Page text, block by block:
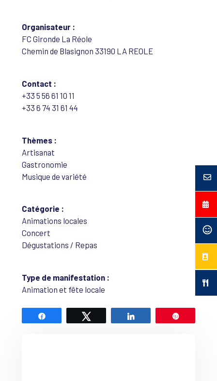
Organisateur :
FC Gironde La Réole
Chemin de Blasignon 33190 LA REOLE
Contact :
+33 5 56 61 10 11
+33 6 74 31 61 44
Thèmes :
Artisanat
Gastronomie
Musique de variété
Catégorie :
Animations locales
Concert
Dégustations / Repas
Type de manifestation :
Animation et fête locale